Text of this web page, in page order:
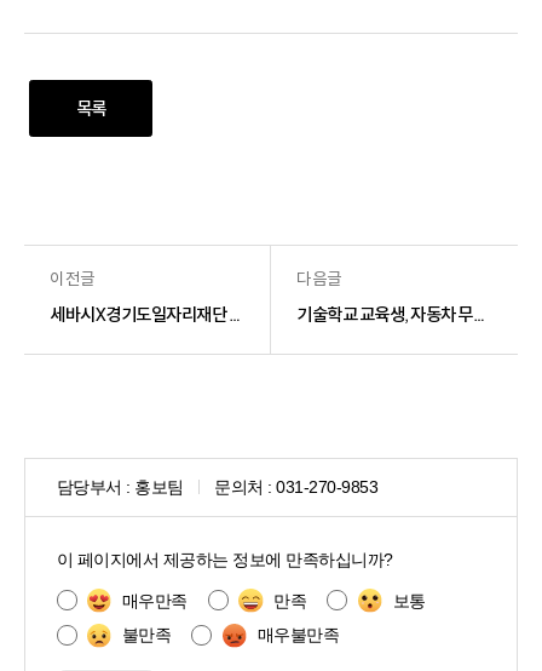
목록
이전글
세바시X경기도일자리재단 특별 강연회 개최
다음글
기술학교 교육생, 자동차 무상점검 자원봉사 실시
담당부서 : 홍보팀 문의처 : 031-270-9853
이 페이지에서 제공하는 정보에 만족하십니까?
매우만족 만족
보통
불만족
매우불만족